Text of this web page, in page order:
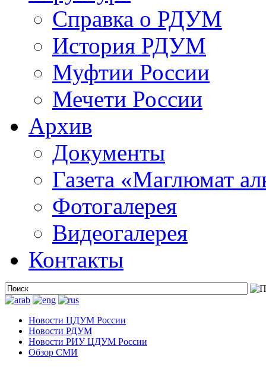
Справка о РДУМ
История РДУМ
Муфтии России
Мечети России
Архив
Документы
Газета «Маглюмат
Фотогалерея
Видеогалерея
Контакты
Новости ЦДУМ России
Новости РДУМ
Новости РИУ ЦДУМ России
Обзор СМИ